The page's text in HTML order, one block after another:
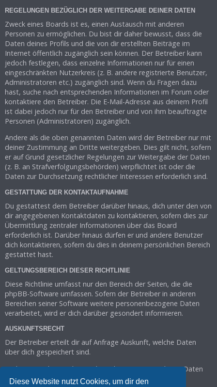
Diese Website nutzt Cookies, um dir den
REGELUNGEN BEZÜGLICH DER WEITERGABE DEINER DATEN
Zweck eines Boards ist es, einen Austausch mit anderen
Personen zu ermöglichen. Du bist dir daher bewusst, dass die
Daten deines Profils und die von dir erstellten Beiträge im
Internet öffentlich zugänglich sein können. Der Betreiber kann
jedoch festlegen, dass einzelne Informationen nur für einen
eingeschränkten Nutzerkreis (z. B. andere registrierte Benutzer,
Administratoren etc.) zugänglich sind. Wenn du Fragen dazu
hast, suche nach entsprechenden Informationen im Forum oder
kontaktiere den Betreiber. Die E-Mail-Adresse aus deinem Profil
ist dabei jedoch nur für den Betreiber und von ihm beauftragte
Personen (Administratoren) zugänglich.
Andere als die oben genannten Daten wird der Betreiber nur mit
deiner Zustimmung an Dritte weitergeben. Dies gilt nicht, sofern
er auf Grund gesetzlicher Regelungen zur Weitergabe der Daten
(z. B. an Strafverfolgungsbehörden) verpflichtet ist oder die
Daten zur Durchsetzung rechtlicher Interessen erforderlich sind.
GESTATTUNG DER KONTAKTAUFNAHME
Du gestattest dem Betreiber darüber hinaus, dich unter den von
dir angegebenen Kontaktdaten zu kontaktieren, sofern dies zur
Übermittlung zentraler Informationen über das Board
erforderlich ist. Darüber hinaus dürfen er und andere Benutzer
dich kontaktieren, sofern du dies in deinem persönlichen Bereich
gestattet hast.
GELTUNGSBEREICH DIESER RICHTLINIE
Diese Richtlinie umfasst nur den Bereich der Seiten, die die
phpBB-Software umfassen. Sofern der Betreiber in anderen
Bereichen seiner Software weitere personenbezogene Daten
verarbeitet, wird er dich darüber gesondert informieren.
AUSKUNFTSRECHT
Der Betreiber erteilt dir auf Anfrage Auskunft, welche Daten
über dich gespeichert sind.
Du kannst jederzeit die Löschung bzw. Sperrung deiner Daten
verlangen. Kontaktiere hierzu bitte den Betreiber.